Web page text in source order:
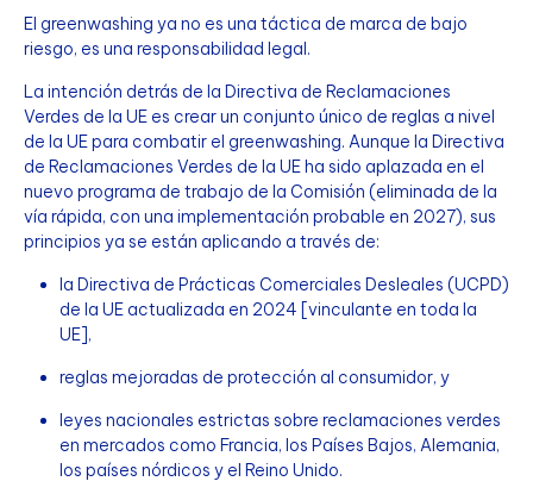
El greenwashing ya no es una táctica de marca de bajo
riesgo, es una responsabilidad legal.
La intención detrás de la Directiva de Reclamaciones
Verdes de la UE es crear un conjunto único de reglas a nivel
de la UE para combatir el greenwashing. Aunque la Directiva
de Reclamaciones Verdes de la UE ha sido aplazada en el
nuevo programa de trabajo de la Comisión (eliminada de la
vía rápida, con una implementación probable en 2027), sus
principios ya se están aplicando a través de:
la Directiva de Prácticas Comerciales Desleales (UCPD)
de la UE actualizada en 2024 [vinculante en toda la
UE],
reglas mejoradas de protección al consumidor, y
leyes nacionales estrictas sobre reclamaciones verdes
en mercados como Francia, los Países Bajos, Alemania,
los países nórdicos y el Reino Unido.